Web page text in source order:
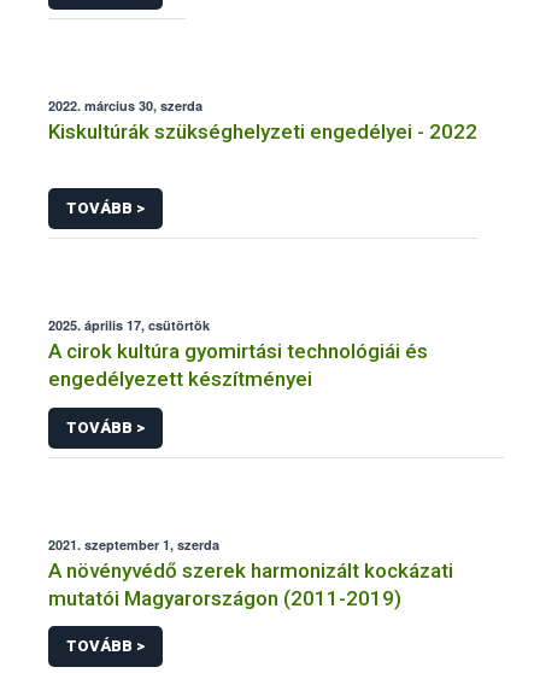
2022. március 30, szerda
Kiskultúrák szükséghelyzeti engedélyei - 2022
TOVÁBB >
2025. április 17, csütörtök
A cirok kultúra gyomirtási technológiái és
engedélyezett készítményei
TOVÁBB >
2021. szeptember 1, szerda
A növényvédő szerek harmonizált kockázati
mutatói Magyarországon (2011-2019)
TOVÁBB >